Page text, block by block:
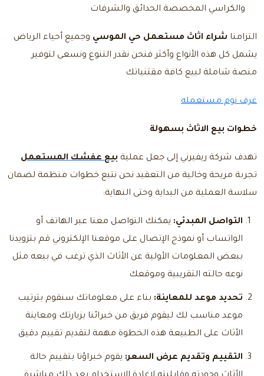
والكراسي المخصصة الحدائق والشرفات
التزامنا شراء اثاث مستعمل حي الموسي وجميع أحياء الرياض
يشمل كل هذه الأنواع وأكثر فنحن نقدر التنوع ونسعى لتوفير
منصة شاملة لبيع كافة مقتنياتك
غرف نوم مستعمله
خطوات بيع الاثاث بسهولة
تهدف شركة ريفيرني إلى جعل عملية بيع عفشك المستعمل
تجربة مريحة وخالية من التعقيد نحن نتبع خطوات منظمة لضمان
سلاسة العملية من البداية وحتى النهاية:
التواصل المبدئي: يمكنك التواصل معنا عبر الهاتف أو
الواتساب أو نموذج الإتصال على موقعنا الإلكتروني قم بتزويدنا
ببعض المعلومات الأولية عن الأثاث الذي ترغب في بيعه مثل
نوعه حالته التقريبية وموقعك
تحديد موعد للمعاينة: بناء على معلوماتك سنقوم بترتيب
موعد مناسب لك ليقوم فريق من خبرائنا بزيارتك ومعاينة
الأثاث على الطبيعة هذه الخطوة مهمة لتقديم تقييم دقيق
التقييم وتقديم عرض السعر: يقوم خبراؤنا بتقييم حالة